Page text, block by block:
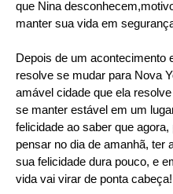
que Nina
manter sua vida em
Depois de um acontecimento
resolve se mudar para Nova
amável cidade que ela
se manter estável em um
felicidade ao saber que
pensar no dia de amanhã, ter
sua felicidade dura pouco, e
vida vai virar de ponta